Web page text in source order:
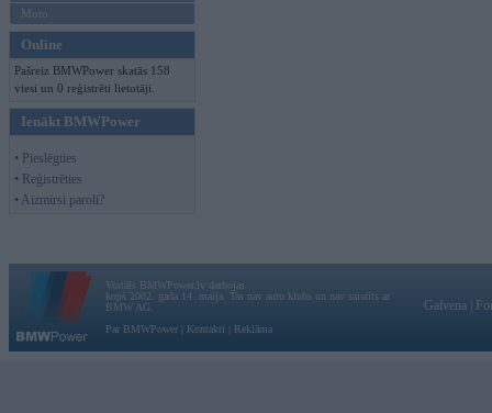
Moto
Online
Pašreiz BMWPower skatās 158
viesi un 0 reģistrēti lietotāji.
Ienākt BMWPower
• Pieslēgties
• Reģistrēties
• Aizmirsi paroli?
Vortāls BMWPower.lv darbojas
kopš 2002. gada 14. maija. Tas nav auto klubs un nav saistīts ar
BMW AG.
Par BMWPower
Kontakti Reklāma
Galvena